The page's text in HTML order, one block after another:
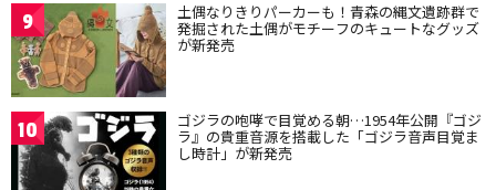
9 土偶なりきりパーカーも！青森の縄文遺跡群で
発掘された土偶がモチーフのキュートなグッズ
が新発売
10 ゴジラの咆哮で目覚める朝…1954年公開『ゴジ
ラ』の貴重音源を搭載した「ゴジラ音声目覚ま
し時計」が新発売